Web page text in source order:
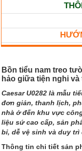
Bồn tiểu nam treo
hảo giữa tiện nghi và
Caesar U0282 là mẫu
đơn giản, thanh lịch,
nhà ở đến khu vực
liệu sứ cao cấp, sản
bỉ, dễ vệ sinh và duy
Thông tin chi tiết sản